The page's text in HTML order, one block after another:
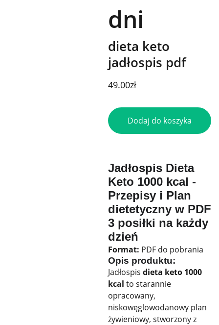
dni
dieta keto
jadłospis pdf
49.00zł
Dodaj do koszyka
Jadłospis Dieta
Keto 1000 kcal -
Przepisy i Plan
dietetyczny w PDF
3 posiłki na każdy
dzień
Format: PDF do pobrania
Opis produktu:
Jadłospis dieta keto 1000
kcal to starannie
opracowany,
niskowęglowodanowy plan
żywieniowy, stworzony z